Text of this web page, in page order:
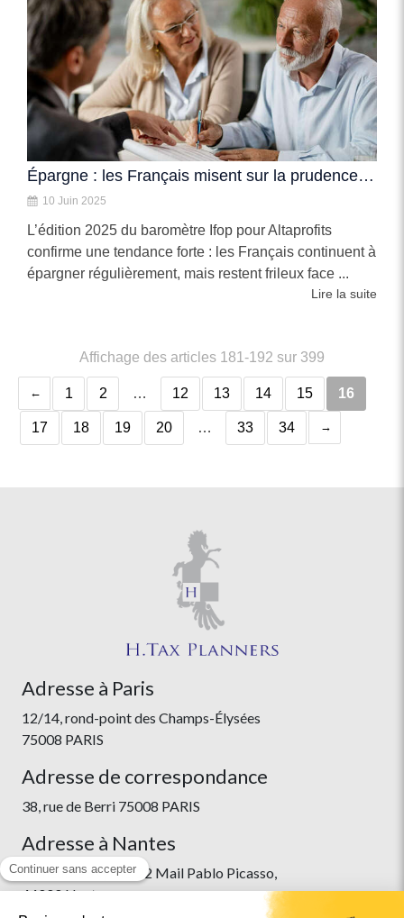
Épargne : les Français misent sur la prudence… et sur leur retraite
10 Juin 2025
L’édition 2025 du baromètre Ifop pour Altaprofits
confirme une tendance forte : les Français continuent à
épargner régulièrement, mais restent frileux face ...
Lire la suite
Affichage des articles 181-192 sur 399
1 2 … 12 13 14 15 16
17 18 19 20 … 33 34
Adresse à Paris
12/14, rond-point des Champs-Élysées
75008 PARIS
Adresse de correspondance
38, rue de Berri 75008 PARIS
Adresse à Nantes
Immeuble Skyline, 22 Mail Pablo Picasso,
44000 Nantes